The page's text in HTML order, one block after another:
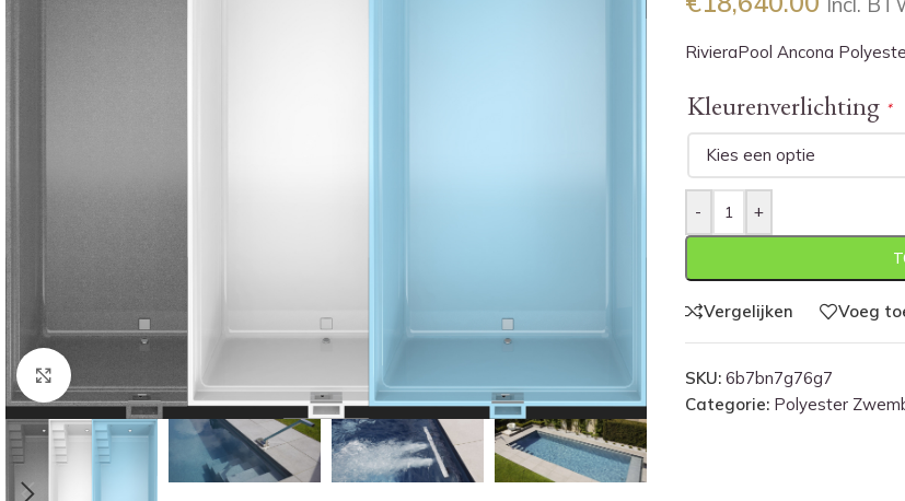
RivieraPool Ancona
Kleurenverlichting *
- +
Vergelijken Voeg
SKU: 6b7bn7g76g7
Categorie: Polyester